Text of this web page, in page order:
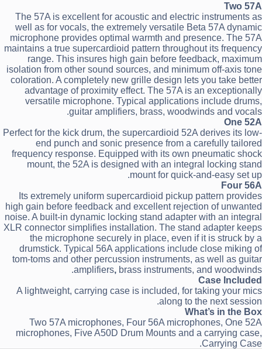
Two 57A
The 57A is excellent for acoustic and electric instruments as
well as for vocals, the extremely versatile Beta 57A dynamic
microphone provides optimal warmth and presence. The 57A
maintains a true supercardioid pattern throughout its frequency
range. This insures high gain before feedback, maximum
isolation from other sound sources, and minimum off-axis tone
coloration. A completely new grille design lets you take better
advantage of proximity effect. The 57A is an exceptionally
versatile microphone. Typical applications include drums,
guitar amplifiers, brass, woodwinds and vocals.
One 52A
Perfect for the kick drum, the supercardioid 52A derives its low-
end punch and sonic presence from a carefully tailored
frequency response. Equipped with its own pneumatic shock
mount, the 52A is designed with an integral locking stand
mount for quick-and-easy set up.
Four 56A
Its extremely uniform supercardioid pickup pattern provides
high gain before feedback and excellent rejection of unwanted
noise. A built-in dynamic locking stand adapter with an integral
XLR connector simplifies installation. The stand adapter keeps
the microphone securely in place, even if it is struck by a
drumstick. Typical 56A applications include close miking of
tom-toms and other percussion instruments, as well as guitar
amplifiers, brass instruments, and woodwinds.
Case Included
A lightweight, carrying case is included, for taking your mics
along to the next session.
What’s in the Box
Two 57A microphones, Four 56A microphones, One 52A
microphones, Five A50D Drum Mounts and a carrying case,
Carrying Case.